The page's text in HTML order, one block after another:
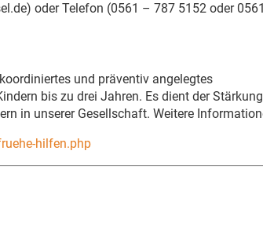
oder Telefon (0561 – 787 5152 oder
und präventiv angelegtes
bis zu drei Jahren. Es dient der
in unserer Gesellschaft. Weitere
hilfen.php